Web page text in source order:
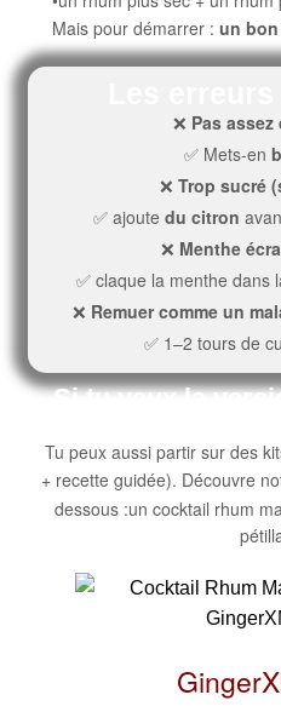
Mais pour démarrer : un
❌ Pas
✅ Mets-en
❌ Trop sucré
✅ ajoute du citron
❌ Menthe
✅ claque la menthe dans
❌ Remuer comme un
✅ 1–2 tours de
Si tu veux la
Tu peux aussi partir sur des
+ recette guidée). Découvre
dessous :un cocktail rhum